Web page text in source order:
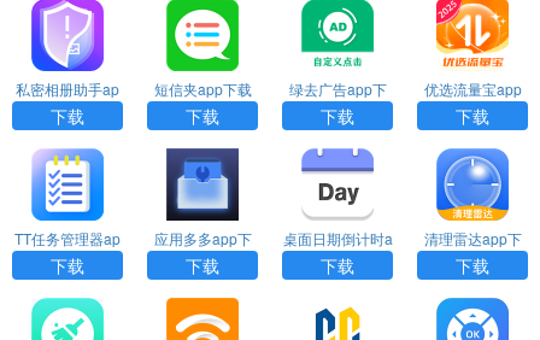
私密相册助手ap
p下载安装
下载
短信夹app下载
安装
下载
绿去广告app下
载
下载
优选流量宝app
下载
下载
TT任务管理器ap
p下载
下载
应用多多app下
载安装
下载
桌面日期倒计时a
pp下载安装
下载
清理雷达app下
载
下载